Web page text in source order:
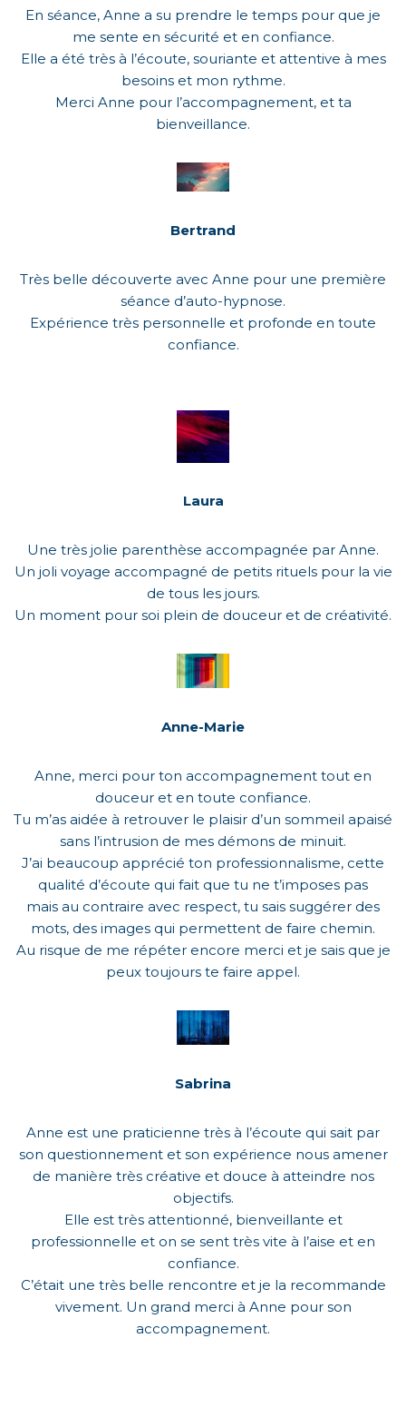
En séance, Anne a su prendre le temps pour que je
me sente en sécurité et en confiance.
Elle a été très à l’écoute, souriante et attentive à mes
besoins et mon rythme.
Merci Anne pour l’accompagnement, et ta
bienveillance.
Bertrand
Très belle découverte avec Anne pour une première
séance d’auto-hypnose.
Expérience très personnelle et profonde en toute
confiance.
Laura
Une très jolie parenthèse accompagnée par Anne.
Un joli voyage accompagné de petits rituels pour la vie
de tous les jours.
Un moment pour soi plein de douceur et de créativité.
Anne-Marie
Anne, merci pour ton accompagnement tout en
douceur et en toute confiance.
Tu m’as aidée à retrouver le plaisir d’un sommeil apaisé
sans l’intrusion de mes démons de minuit.
J’ai beaucoup apprécié ton professionnalisme, cette
qualité d’écoute qui fait que tu ne t’imposes pas
mais au contraire avec respect, tu sais suggérer des
mots, des images qui permettent de faire chemin.
Au risque de me répéter encore merci et je sais que je
peux toujours te faire appel.
Sabrina
Anne est une praticienne très à l’écoute qui sait par
son questionnement et son expérience nous amener
de manière très créative et douce à atteindre nos
objectifs.
Elle est très attentionné, bienveillante et
professionnelle et on se sent très vite à l’aise et en
confiance.
C’était une très belle rencontre et je la recommande
vivement. Un grand merci à Anne pour son
accompagnement.